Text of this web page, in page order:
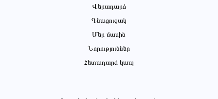
Վերադարձ
Գնացուցակ
Մեր մասին
Նորություններ
Հետադարձ կապ